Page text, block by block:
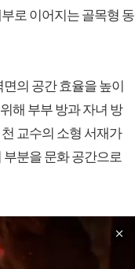
로 이어지는 골목형 동
의 공간 효율을 높이
해 부부 방과 자녀 방
교수의 소형 서재가
부분을 문화 공간으로